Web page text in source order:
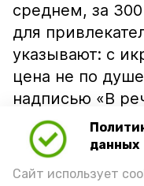
данных
Сайт использует
среднем, за
для
указывают: с
цена не по
надписью «В